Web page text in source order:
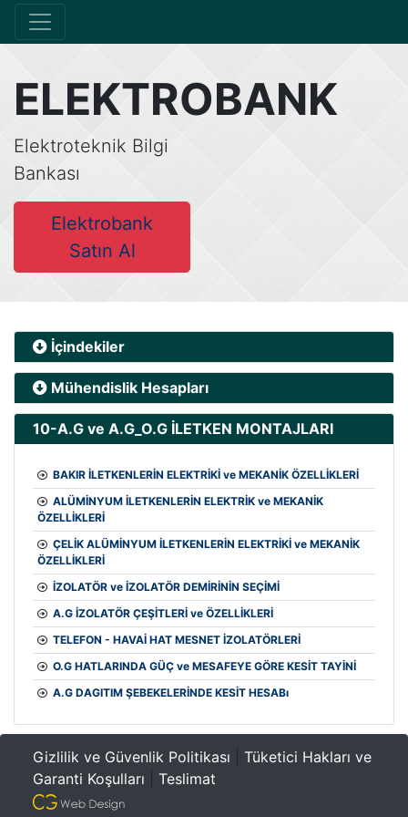
ELEKTROBANK
Elektroteknik Bilgi
Bankası
Elektrobank
Satın Al
İçindekiler
Mühendislik Hesapları
10-A.G ve A.G_O.G İLETKEN MONTAJLARI
BAKIR İLETKENLERİN ELEKTRİKİ ve MEKANİK ÖZELLİKLERİ
ALÜMİNYUM İLETKENLERİN ELEKTRİK ve MEKANİK
ÖZELLİKLERİ
ÇELİK ALÜMİNYUM İLETKENLERİN ELEKTRİKİ ve MEKANİK
ÖZELLİKLERİ
İZOLATÖR ve İZOLATÖR DEMİRİNİN SEÇİMİ
A.G İZOLATÖR ÇEŞİTLERİ ve ÖZELLİKLERİ
TELEFON - HAVAİ HAT MESNET İZOLATÖRLERİ
O.G HATLARINDA GÜÇ ve MESAFEYE GÖRE KESİT TAYİNİ
A.G DAGITIM ŞEBEKELERİNDE KESİT HESABı
Gizlilik ve Güvenlik Politikası
Tüketici Hakları ve
Garanti Koşulları
Teslimat